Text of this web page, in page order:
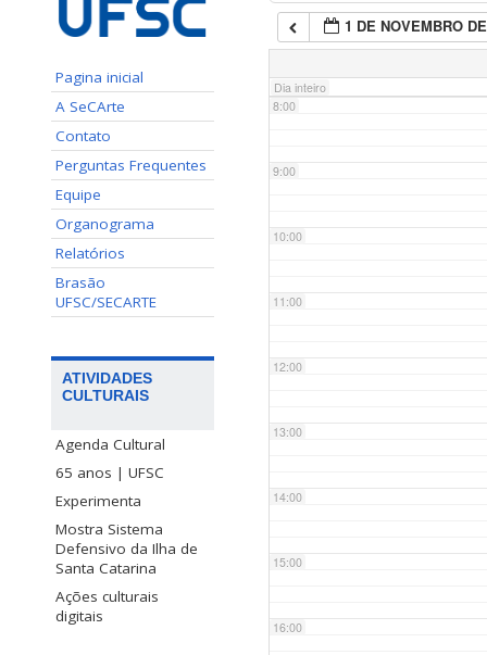
Pagina inicial
A SeCArte
Contato
Perguntas Frequentes
Equipe
Organograma
Relatórios
Brasão
UFSC/SECARTE
ATIVIDADES
CULTURAIS
Agenda Cultural
65 anos | UFSC
Experimenta
Mostra Sistema
Defensivo da Ilha de
Santa Catarina
Ações culturais
digitais
1 DE NOVEMBRO
Dia inteiro
7:00
8:00
9:00
10:00
11:00
12:00
13:00
14:00
15:00
16:00